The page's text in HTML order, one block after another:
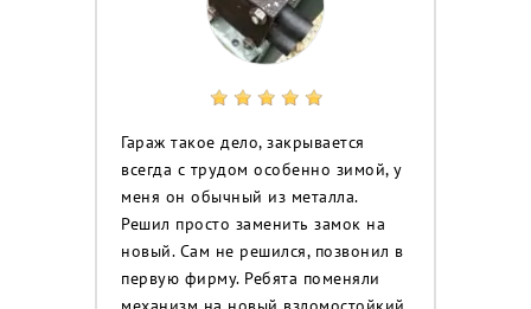
Гараж такое дело, закрывается
всегда с трудом особенно зимой, у
меня он обычный из металла.
Решил просто заменить замок на
новый. Сам не решился, позвонил в
первую фирму. Ребята поменяли